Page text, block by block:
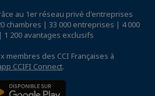
au 1er réseau privé d'entreprises
chambres | 33 000 entreprises | 4 000
200 avantages exclusifs
membres des CCI Françaises à
CCIFI Connect.